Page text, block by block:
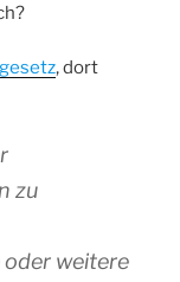
, dort
zu
weitere